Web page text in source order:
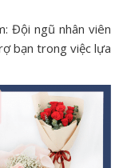
Đội ngũ nhân viên
bạn trong việc lựa